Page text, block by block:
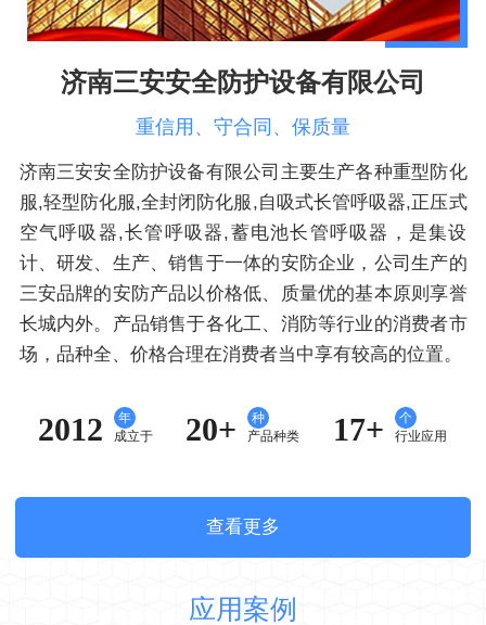
济南三安安全防护设备有限公司
重信用、守合同、保质量
济南三安安全防护设备有限公司主要生产各种重型防化
服,轻型防化服,全封闭防化服,自吸式长管呼吸器,正压式
空气呼吸器,长管呼吸器,蓄电池长管呼吸器，是集设
计、研发、生产、销售于一体的安防企业，公司生产的
三安品牌的安防产品以价格低、质量优的基本原则享誉
长城内外。产品销售于各化工、消防等行业的消费者市
场，品种全、价格合理在消费者当中享有较高的位置。
2012
年
成立于
20+
种
产品种类
17+
个
行业应用
查看更多
应用案例